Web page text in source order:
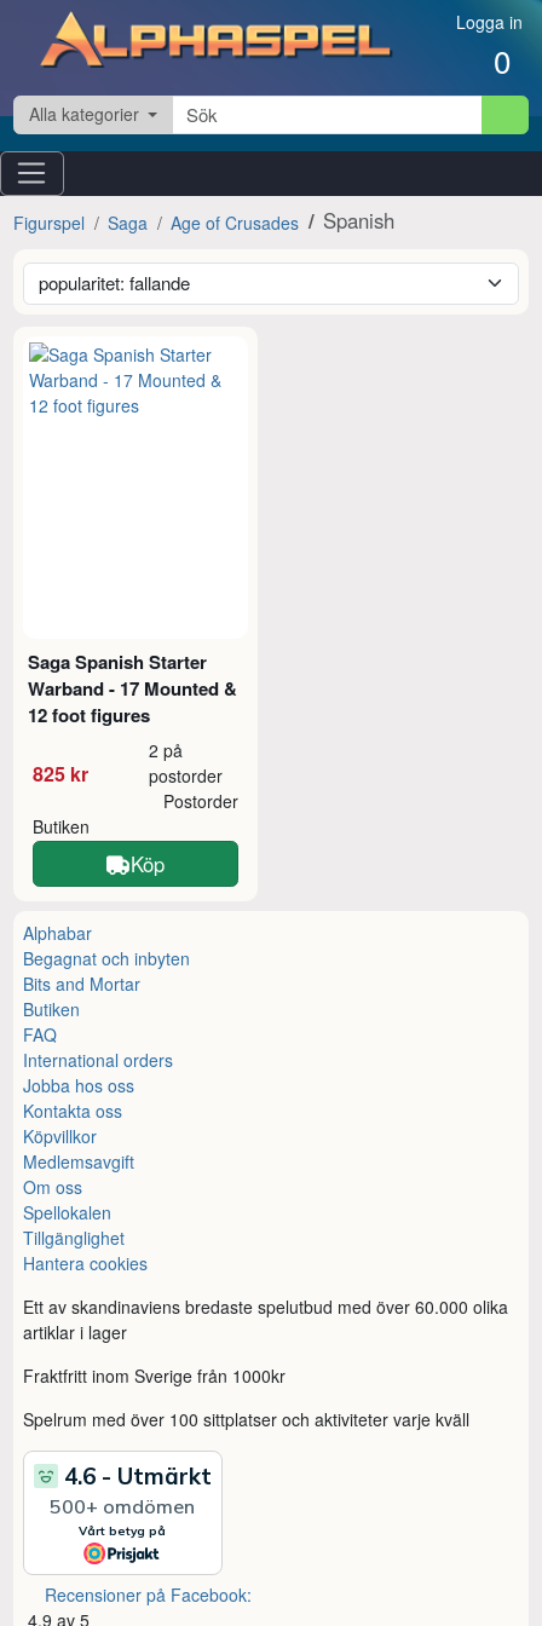
Hoppa till innehåll Logga in
0
Alla kategorier
Figurspel Saga Age of Crusades Spanish
Saga Spanish Starter
Warband - 17 Mounted &
12 foot figures
825 kr
2 på
postorder
Butiken
Postorder
Köp
Alphabar
Begagnat och inbyten
Bits and Mortar
Butiken
FAQ
International orders
Jobba hos oss
Kontakta oss
Köpvillkor
Medlemsavgift
Om oss
Spellokalen
Tillgänglighet
Hantera cookies
Ett av skandinaviens bredaste spelutbud med över 60.000 olika
artiklar i lager
Fraktfritt inom Sverige från 1000kr
Spelrum med över 100 sittplatser och aktiviteter varje kväll
Recensioner på Facebook:
4,9 av 5